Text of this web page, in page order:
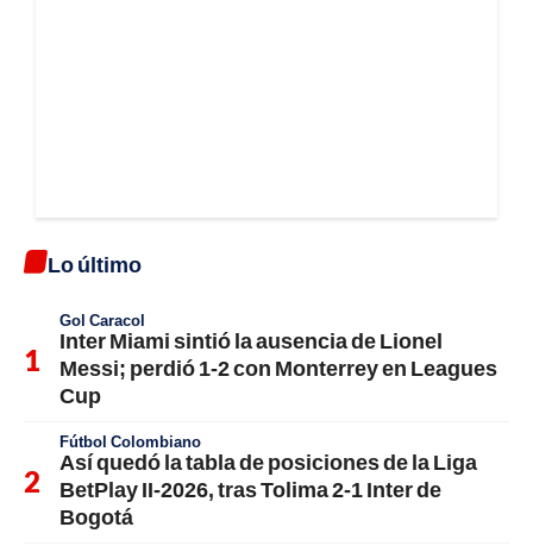
Lo último
Gol Caracol
Inter Miami sintió la ausencia de Lionel
Messi; perdió 1-2 con Monterrey en Leagues
Cup
Fútbol Colombiano
Así quedó la tabla de posiciones de la Liga
BetPlay II-2026, tras Tolima 2-1 Inter de
Bogotá